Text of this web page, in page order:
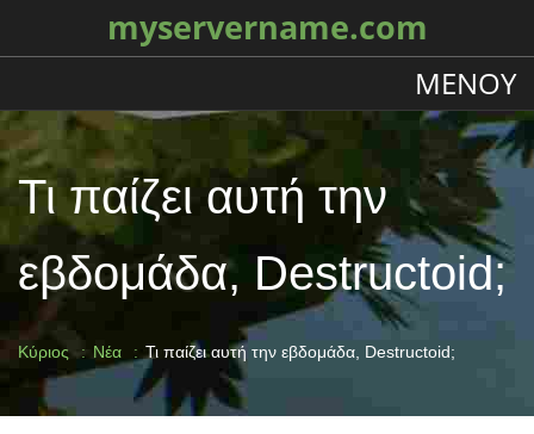
myservername.com
ΜΕΝΟΎ
Τι παίζει αυτή την
εβδομάδα, Destructoid;
Κύριος Νέα Τι παίζει αυτή την εβδομάδα, Destructoid;